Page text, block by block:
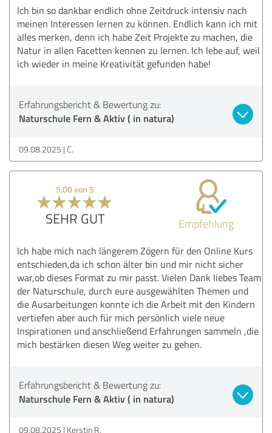
Ich bin so dankbar endlich ohne Zeitdruck intensiv nach
meinen Interessen lernen zu können. Endlich kann ich mit
alles merken, denn ich habe Zeit Projekte zu machen, die
Natur in allen Facetten kennen zu lernen. Ich lebe auf, weil
ich wieder in meine Kreativität gefunden habe!
Erfahrungsbericht & Bewertung zu:
Naturschule Fern & Aktiv ( in natura)
09.08.2025 C.
5,00 von 5
SEHR GUT Empfehlung
Ich habe mich nach längerem Zögern für den Online Kurs
entschieden,da ich schon älter bin und mir nicht sicher
war,ob dieses Format zu mir passt. Vielen Dank liebes Team
der Naturschule, durch eure ausgewählten Themen und
die Ausarbeitungen konnte ich die Arbeit mit den Kindern
vertiefen aber auch für mich persönlich viele neue
Inspirationen und anschließend Erfahrungen sammeln ,die
mich bestärken diesen Weg weiter zu gehen.
Erfahrungsbericht & Bewertung zu:
Naturschule Fern & Aktiv ( in natura)
09.08.2025 Kerstin R.